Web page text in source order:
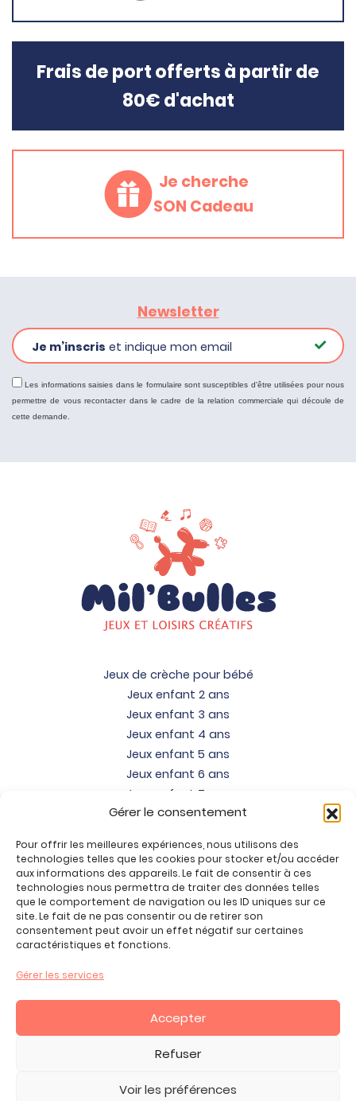
Gérer le consentement
Pour offrir les meilleures expériences, nous utilisons des
technologies telles que les cookies pour stocker et/ou accéder
aux informations des appareils. Le fait de consentir à ces
technologies nous permettra de traiter des données telles
que le comportement de navigation ou les ID uniques sur ce
site. Le fait de ne pas consentir ou de retirer son
consentement peut avoir un effet négatif sur certaines
caractéristiques et fonctions.
Gérer les services
Accepter
Refuser
Voir les préférences
Frais de port offerts à partir de
80€ d'achat
Je cherche
SON Cadeau
Newsletter
Je m’inscris et indique mon email
Les informations saisies dans le formulaire sont susceptibles d'être utilisées pour nous
permettre de vous recontacter dans le cadre de la relation commerciale qui découle de
cette demande.
Jeux de crèche pour bébé
Jeux enfant 2 ans
Jeux enfant 3 ans
Jeux enfant 4 ans
Jeux enfant 5 ans
Jeux enfant 6 ans
Jeux enfant 7 ans
Jeux enfant 8 ans
Jeux enfant 10 ans
Jeux enfant 11 ans
Jeux enfant 12 ans
Tous nos produits
Promos jeux de loisirs créatifs
Mon compte
CGV